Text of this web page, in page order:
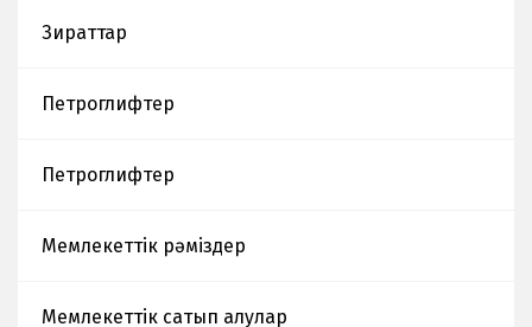
тарихи-
табиғи
көрме
ұйымдастырды
Зираттар
Петроглифтер
Петроглифтер
Мемлекеттік рәміздер
Мемлекеттік сатып алулар